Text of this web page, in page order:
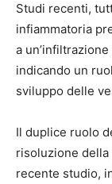
Studi recenti,
infiammatoria
a un’infiltrazione
indicando un
sviluppo delle
Il duplice ruolo
risoluzione
recente studio,